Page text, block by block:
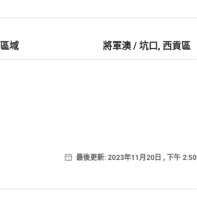
區域 將軍澳 / 坑口, 西貢區
最後更新: 2023年11月20日 , 下午 2:50